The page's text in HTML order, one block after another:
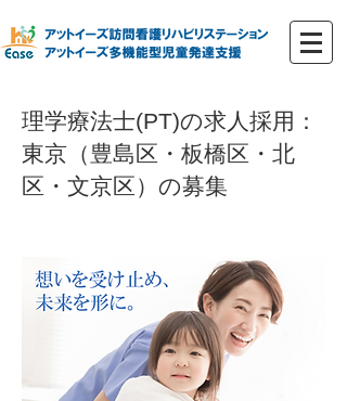
理学療法士(PT)の求人採用：
東京（豊島区・板橋区・北
区・文京区）の募集